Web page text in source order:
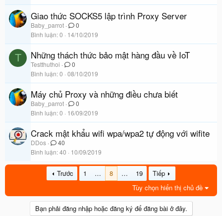
Giao thức SOCKS5 lập trình Proxy Server
Baby_parrot
0
Bình luận 0 14/10/2019
T Những thách thức bảo mật hàng đầu về IoT
Testthuthoi
0
Bình luận 0 08/10/2019
Máy chủ Proxy và những điều chưa biết
Baby_parrot
0
Bình luận 0 16/09/2019
Crack mật khẩu wifi wpa/wpa2 tự động với wifite
DDos
40
Bình luận 40 10/09/2019
Trước 1 … 8 … 19
Tiếp
Tùy chọn hiển thị chủ đề
Bạn phải đăng nhập hoặc đăng ký để đăng bài ở đây.